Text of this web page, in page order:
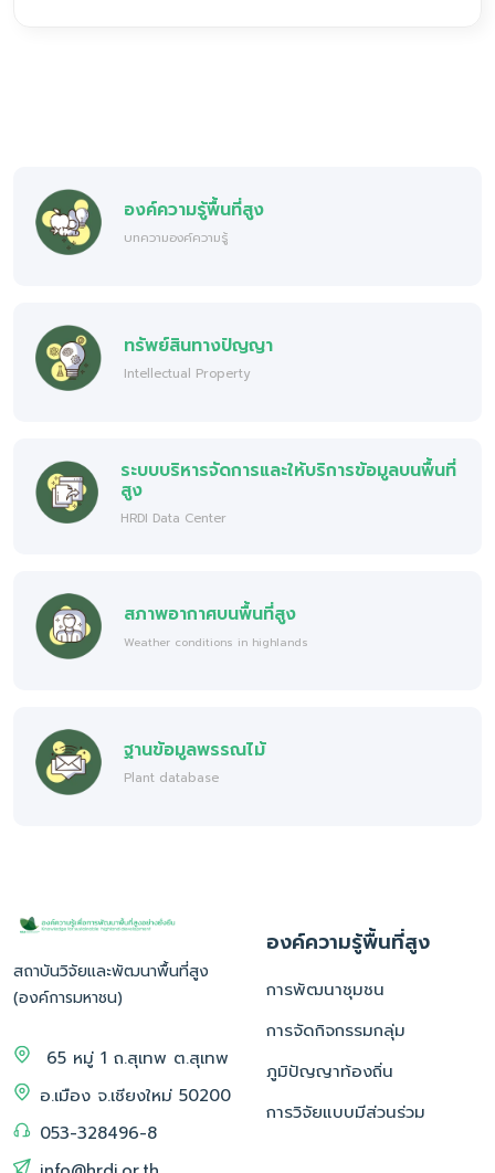
องค์ความรู้พื้นที่สูง
บทความองค์ความรู้
ทรัพย์สินทางปัญญา
Intellectual Property
ระบบบริหารจัดการและให้บริการข้อมูลบนพื้นที่
สูง
HRDI Data Center
สภาพอากาศบนพื้นที่สูง
Weather conditions in highlands
ฐานข้อมูลพรรณไม้
Plant database
สถาบันวิจัยและพัฒนาพื้นที่สูง
(องค์การมหาชน)
65 หมู่ 1 ถ.สุเทพ ต.สุเทพ
อ.เมือง จ.เชียงใหม่ 50200
053-328496-8
องค์ความรู้พื้นที่สูง
การพัฒนาชุมชน
การจัดกิจกรรมกลุ่ม
ภูมิปัญญาท้องถิ่น
การวิจัยแบบมีส่วนร่วม